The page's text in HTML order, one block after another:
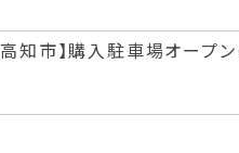
高知市】購入駐車場オープ